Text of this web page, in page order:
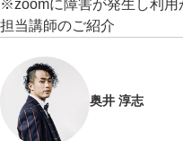
※zoomに障害が発生し利用
担当講師のご紹介
奥井 淳志